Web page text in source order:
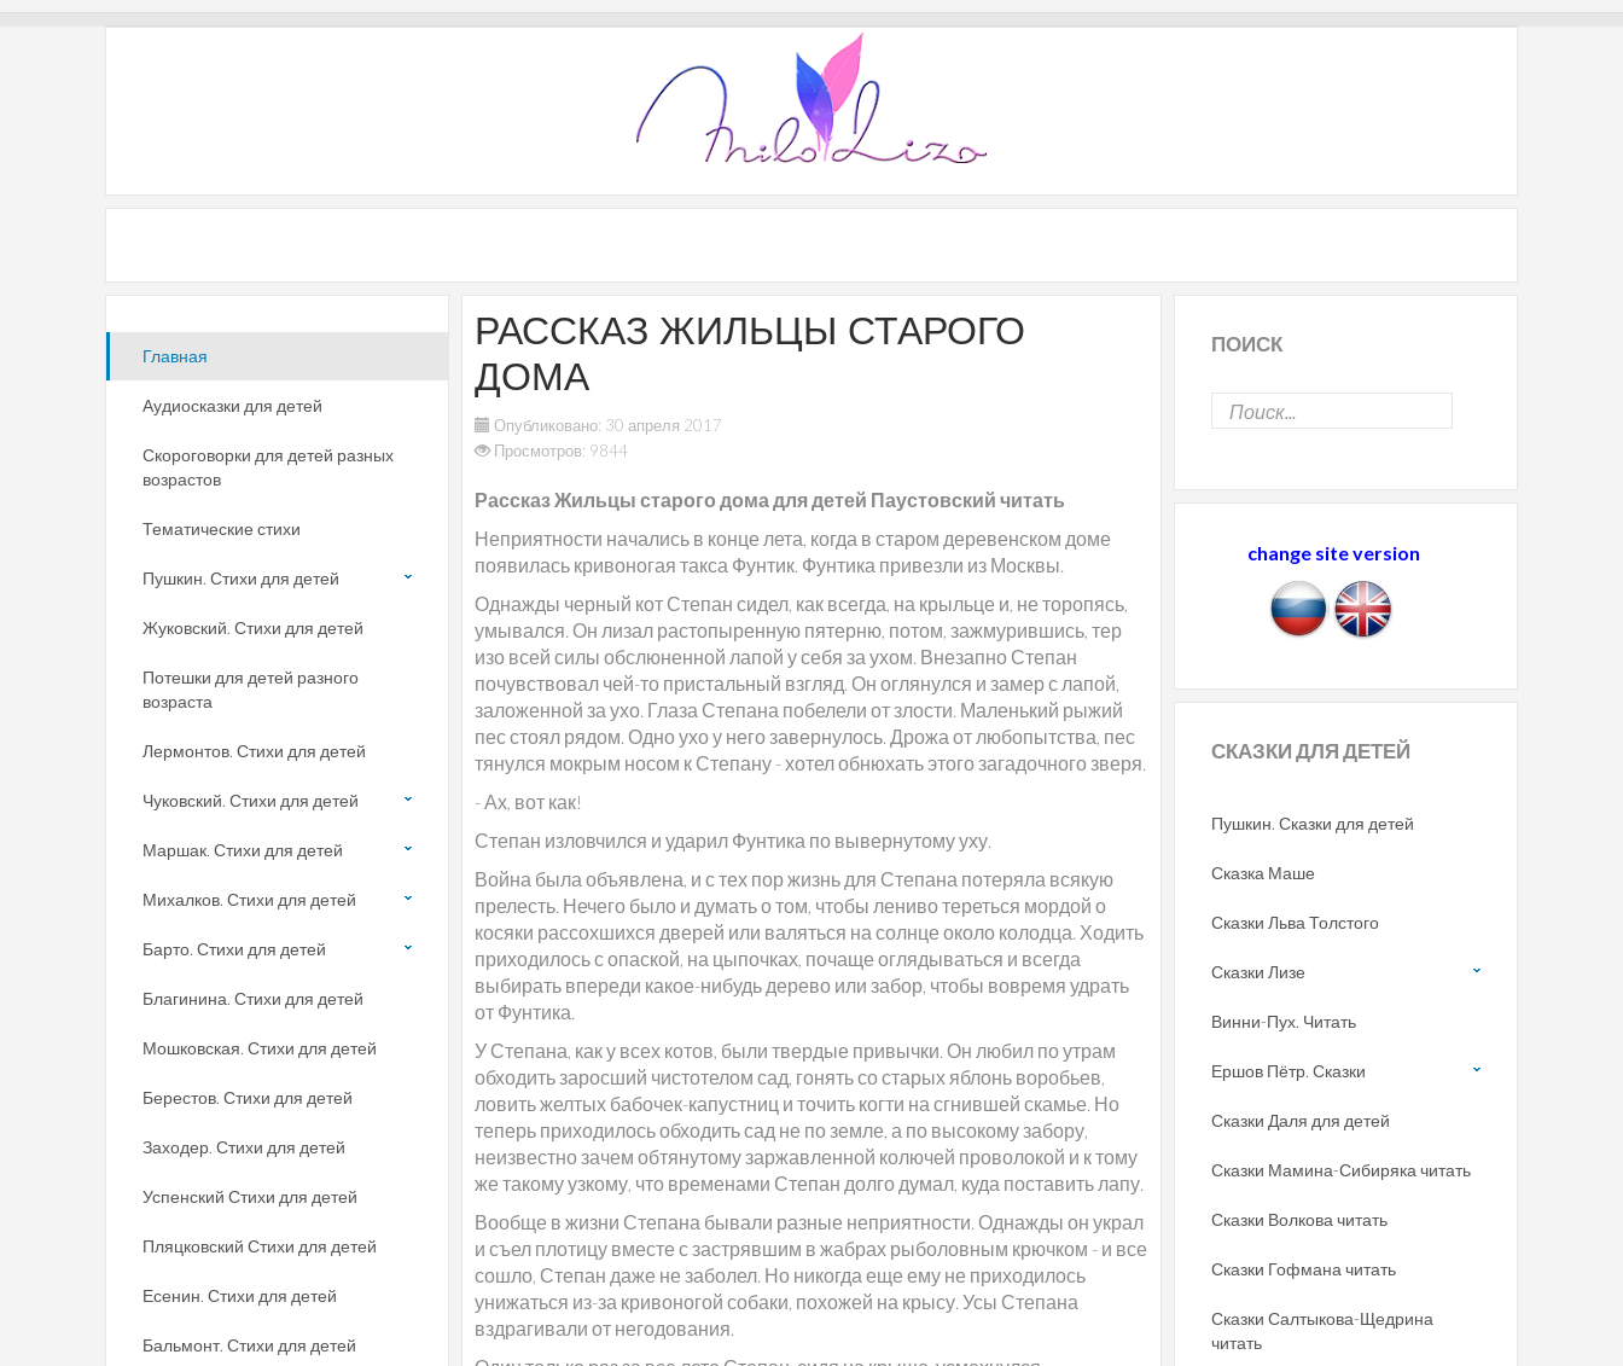
РАССКАЗ ЖИЛЬЦЫ СТАРОГО
ДОМА
Опубликовано: 30 апреля 2017
Просмотров: 9844
Рассказ Жильцы старого дома для детей Паустовский читать
Неприятности начались в конце лета, когда в старом деревенском доме
появилась кривоногая такса Фунтик. Фунтика привезли из Москвы.
Однажды черный кот Степан сидел, как всегда, на крыльце и, не торопясь,
умывался. Он лизал растопыренную пятерню, потом, зажмурившись, тер
изо всей силы обслюненной лапой у себя за ухом. Внезапно Степан
почувствовал чей-то пристальный взгляд. Он оглянулся и замер с лапой,
заложенной за ухо. Глаза Степана побелели от злости. Маленький рыжий
пес стоял рядом. Одно ухо у него завернулось. Дрожа от любопытства, пес
тянулся мокрым носом к Степану - хотел обнюхать этого загадочного зверя.
- Ах, вот как!
Степан изловчился и ударил Фунтика по вывернутому уху.
Война была объявлена, и с тех пор жизнь для Степана потеряла всякую
прелесть. Нечего было и думать о том, чтобы лениво тереться мордой о
косяки рассохшихся дверей или валяться на солнце около колодца. Ходить
приходилось с опаской, на цыпочках, почаще оглядываться и всегда
выбирать впереди какое-нибудь дерево или забор, чтобы вовремя удрать
от Фунтика.
У Степана, как у всех котов, были твердые привычки. Он любил по утрам
обходить заросший чистотелом сад, гонять со старых яблонь воробьев,
ловить желтых бабочек-капустниц и точить когти на сгнившей скамье. Но
теперь приходилось обходить сад не по земле, а по высокому забору,
неизвестно зачем обтянутому заржавленной колючей проволокой и к тому
же такому узкому, что временами Степан долго думал, куда поставить лапу.
Вообще в жизни Степана бывали разные неприятности. Однажды он украл
и съел плотицу вместе с застрявшим в жабрах рыболовным крючком - и все
сошло, Степан даже не заболел. Но никогда еще ему не приходилось
унижаться из-за кривоногой собаки, похожей на крысу. Усы Степана
вздрагивали от негодования.
Главная
Аудиосказки для детей
Скороговорки для детей разных
возрастов
Тематические стихи
Пушкин. Стихи для детей
Жуковский. Стихи для детей
Потешки для детей разного
возраста
Лермонтов. Стихи для детей
Чуковский. Стихи для детей
Маршак. Стихи для детей
Михалков. Стихи для детей
Барто. Стихи для детей
Благинина. Стихи для детей
Мошковская. Стихи для детей
Берестов. Стихи для детей
Заходер. Стихи для детей
Успенский Стихи для детей
Пляцковский Стихи для детей
Есенин. Стихи для детей
Бальмонт. Стихи для детей
ПОИСК
change site version
СКАЗКИДЛЯ ДЕТЕЙ
Пушкин. Сказки для детей
Сказка Маше
Сказки Льва Толстого
Сказки Лизе
Винни-Пух. Читать
Ершов Пётр. Сказки
Сказки Даля для детей
Сказки Мамина-Сибиряка читать
Сказки Волкова читать
Сказки Гофмана читать
Сказки Салтыкова-Щедрина
читать